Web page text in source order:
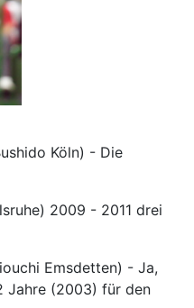
Köln) - Die
2009 - 2011 drei
Emsdetten) - Ja,
Jahre (2003) für den